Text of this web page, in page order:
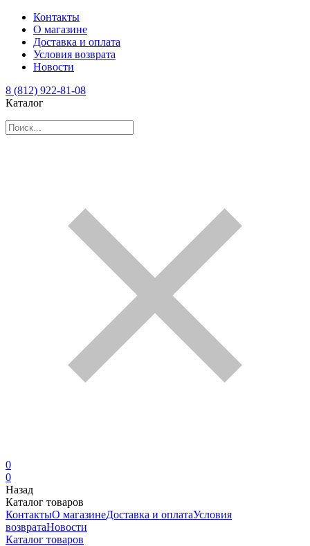
Контакты
О магазине
Доставка и оплата
Условия возврата
Новости
8 (812) 922-81-08
Каталог
0
0
Назад
Каталог товаров
КонтактыО магазинеДоставка и оплатаУсловия
возвратаНовости
Каталог товаров